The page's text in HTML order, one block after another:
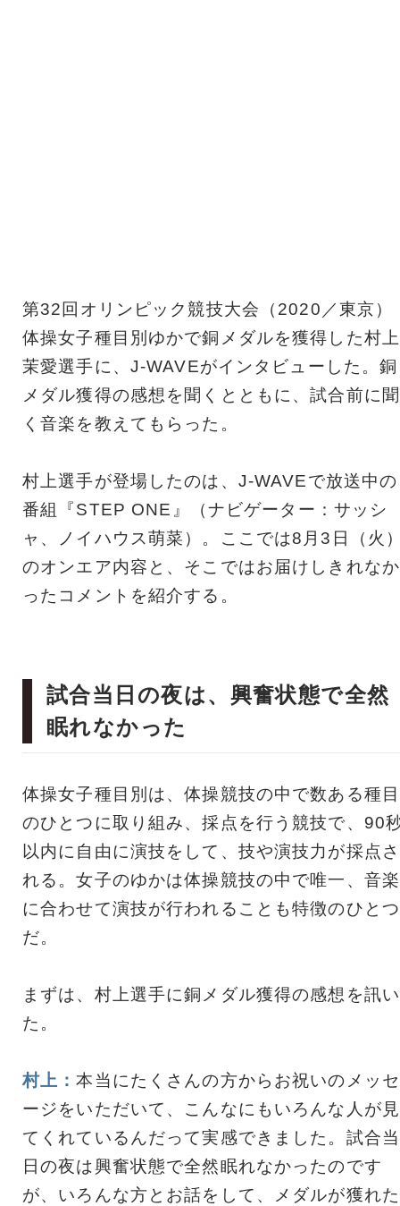
第32回オリンピック競技大会（2020／東京）
体操女子種目別ゆかで銅メダルを獲得した村上
茉愛選手に、J-WAVEがインタビューした。銅
メダル獲得の感想を聞くとともに、試合前に聞
く音楽を教えてもらった。
村上選手が登場したのは、J-WAVEで放送中の
番組『STEP ONE』（ナビゲーター：サッシ
ャ、ノイハウス萌菜）。ここでは8月3日（火
のオンエア内容と、そこではお届けしきれなか
ったコメントを紹介する。
試合当日の夜は、興奮状態で全然
眠れなかった
体操女子種目別は、体操競技の中で数ある種目
のひとつに取り組み、採点を行う競技で、90
以内に自由に演技をして、技や演技力が採点さ
れる。女子のゆかは体操競技の中で唯一、音楽
に合わせて演技が行われることも特徴のひとつ
だ。
まずは、村上選手に銅メダル獲得の感想を訊い
た。
村上：本当にたくさんの方からお祝いのメッセ
ージをいただいて、こんなにもいろんな人が見
てくれているんだって実感できました。試合当
日の夜は興奮状態で全然眠れなかったのです
が、いろんな方とお話をして、メダルが獲れた